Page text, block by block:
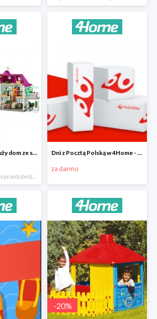
-37% na Schleich Duży dom ze stajnią i akcesoriami 96 cm
*najniższa cena z 30 dni przed obniżką
Dni z Pocztą Polską w 4Home - darmowa dostawa
za darmo
-20%